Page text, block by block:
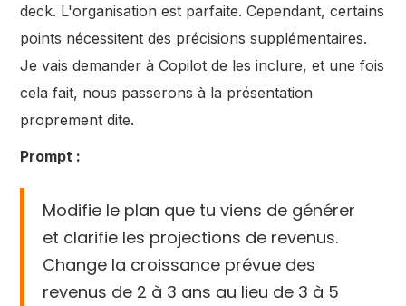
deck. L'organisation est parfaite. Cependant, certains
points nécessitent des précisions supplémentaires.
Je vais demander à Copilot de les inclure, et une fois
cela fait, nous passerons à la présentation
proprement dite.
Prompt :
Modifie le plan que tu viens de générer
et clarifie les projections de revenus.
Change la croissance prévue des
revenus de 2 à 3 ans au lieu de 3 à 5